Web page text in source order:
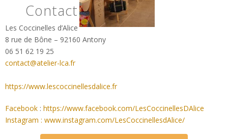
Contact
Les Coccinelles d’Alice
8 rue de Bône – 92160 Antony
06 51 62 19 25
contact@atelier-lca.fr
https://www.lescoccinellesdalice.fr
Facebook : https://www.facebook.com/LesCoccinellesDAlice
Instagram : www.instagram.com/LesCoccinellesdAlice/